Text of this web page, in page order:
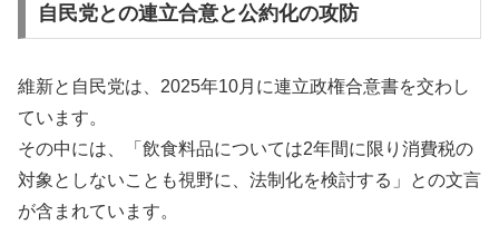
自民党との連立合意と公約化の攻防
維新と自民党は、2025年10月に連立政権合意書を交わし
ています。
その中には、「飲食料品については2年間に限り消費税の
対象としないことも視野に、法制化を検討する」との文言
が含まれています。